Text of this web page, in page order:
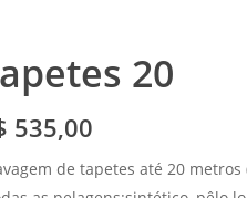
20
535,00
de tapetes até 20